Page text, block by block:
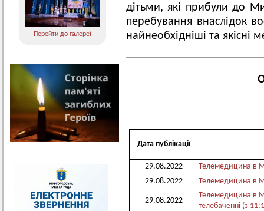
Перейти до галереї
дітьми, які прибули до
перебування внаслідок
найнеобхідніші та якісні
Дата публікації
29.08.2022
Телемедицина в
29.08.2022
Телемедицина в
29.08.2022
Телемедицина в
телебаченні (з